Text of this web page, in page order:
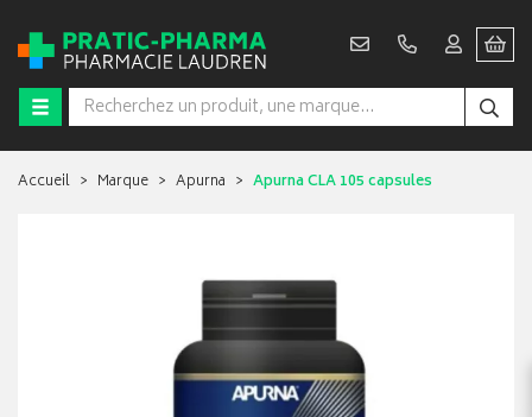
Accueil Marque Apurna Apurna CLA 105 capsules